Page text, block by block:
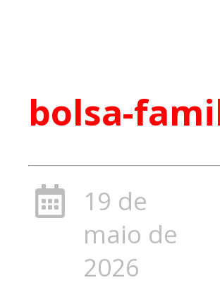
bolsa-
19 de
maio de
2026